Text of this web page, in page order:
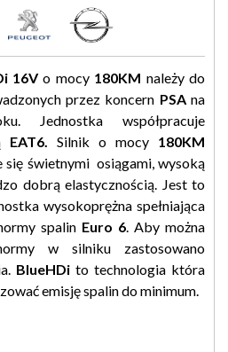
16Vo mocy 180KM należy do
przez koncern PSAna
Jednostka współpracuje
EAT6. Silnik o mocy 180KM
się świetnymi osiągami, wysoką
dobrą elastycznością. Jest to
wysokoprężna spełniająca
spalin Euro 6. Aby można
w silniku zastosowano
BlueHDi to technologia która
emisję spalin do minimum.